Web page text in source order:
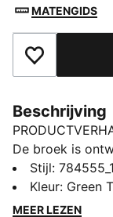
MATENGIDS
Toegevoegd
Beschrijving
De broek is
optimale
combineren met
comfort,
Stijl:
Kleur: Green
MEER LEZEN